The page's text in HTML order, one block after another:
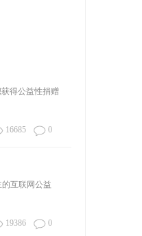
得公益性捐赠
16685 0
互联网公益
19386 0